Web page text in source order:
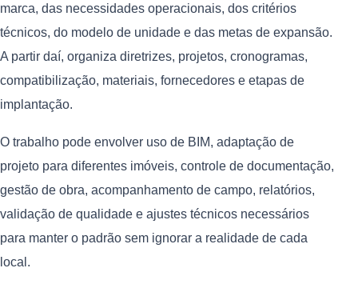
marca, das necessidades operacionais, dos critérios
técnicos, do modelo de unidade e das metas de expansão.
A partir daí, organiza diretrizes, projetos, cronogramas,
compatibilização, materiais, fornecedores e etapas de
implantação.
O trabalho pode envolver uso de BIM, adaptação de
projeto para diferentes imóveis, controle de documentação,
gestão de obra, acompanhamento de campo, relatórios,
validação de qualidade e ajustes técnicos necessários
para manter o padrão sem ignorar a realidade de cada
local.